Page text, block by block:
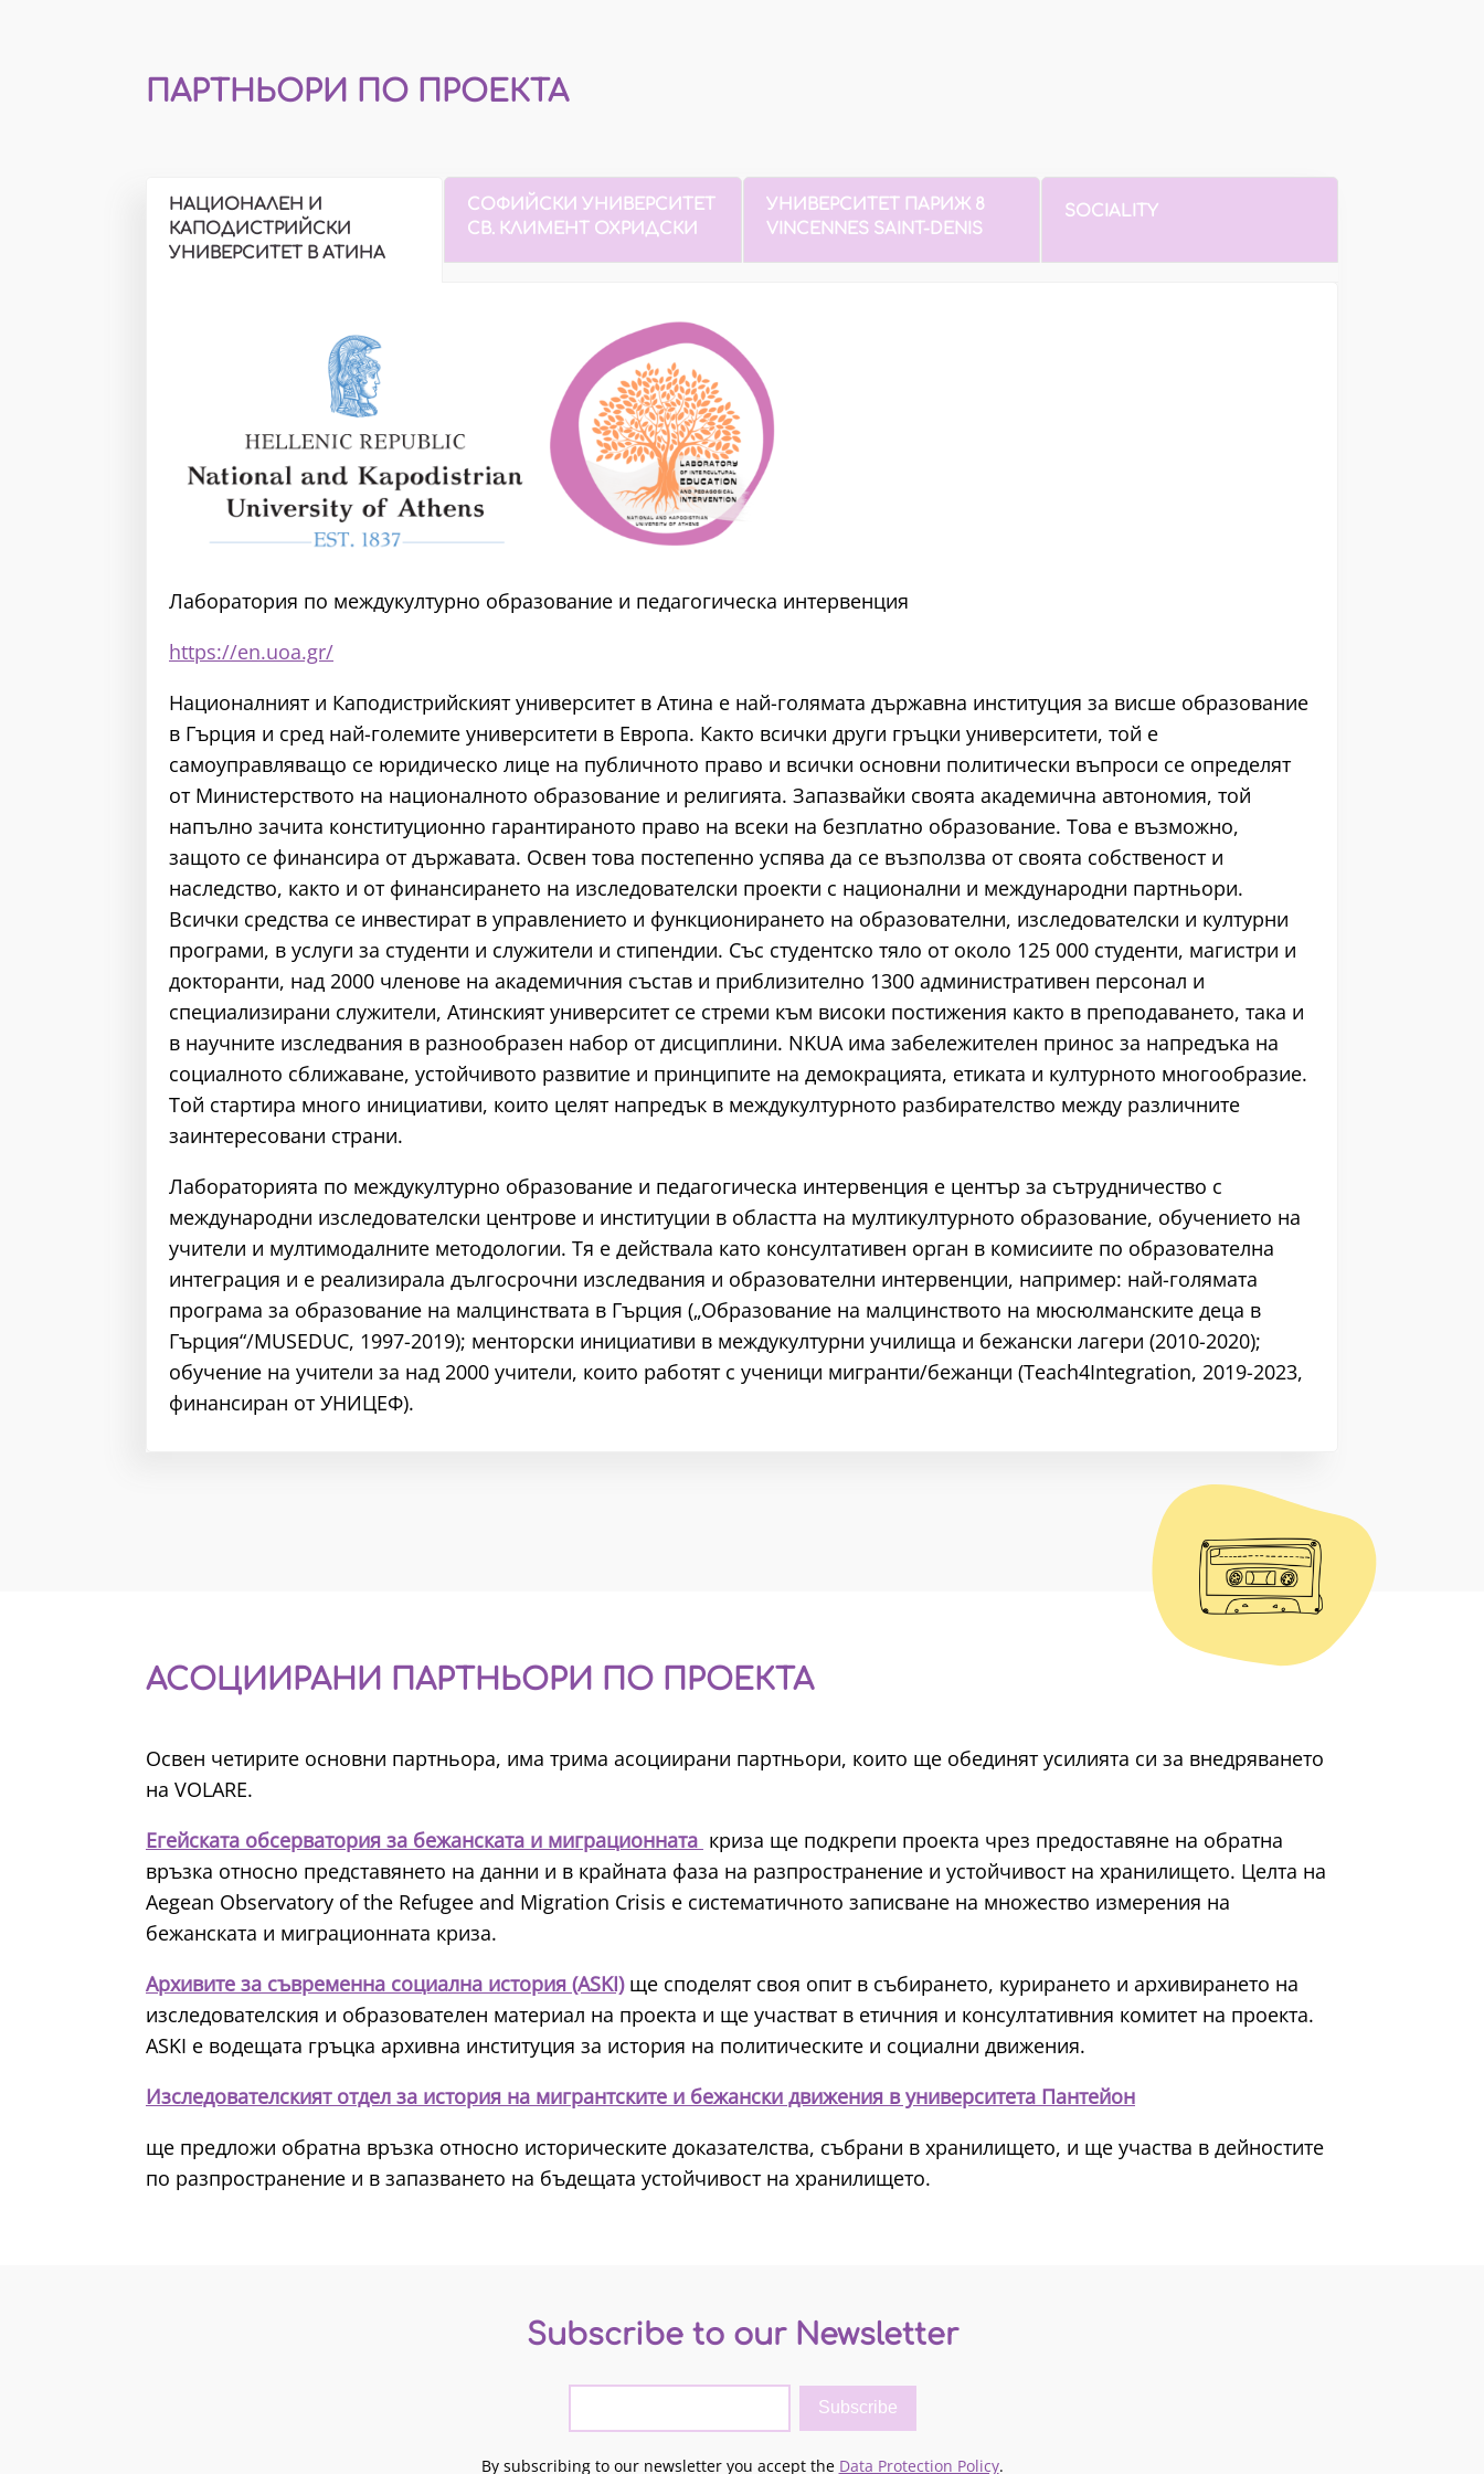
ПАРТНЬОРИ ПО ПРОЕКТА
НАЦИОНАЛЕН И
КАПОДИСТРИЙСКИ
УНИВЕРСИТЕТ В АТИНА
СОФИЙСКИ УНИВЕРСИТЕТ
СВ. КЛИМЕНТ ОХРИДСКИ
УНИВЕРСИТЕТ ПАРИЖ 8
VINCENNES SAINT-DENIS
SOCIALITY
Лаборатория по междукултурно образование и педагогическа интервенция
https://en.uoa.gr/
Националният и Каподистрийският университет в Атина е най-голямата държавна институция за висше образование
в Гърция и сред най-големите университети в Европа. Както всички други гръцки университети, той е
самоуправляващо се юридическо лице на публичното право и всички основни политически въпроси се определят
от Министерството на националното образование и религията. Запазвайки своята академична автономия, той
напълно зачита конституционно гарантираното право на всеки на безплатно образование. Това е възможно,
защото се финансира от държавата. Освен това постепенно успява да се възползва от своята собственост и
наследство, както и от финансирането на изследователски проекти с национални и международни партньори.
Всички средства се инвестират в управлението и функционирането на образователни, изследователски и културни
програми, в услуги за студенти и служители и стипендии. Със студентско тяло от около 125 000 студенти, магистри и
докторанти, над 2000 членове на академичния състав и приблизително 1300 административен персонал и
специализирани служители, Атинският университет се стреми към високи постижения както в преподаването, така и
в научните изследвания в разнообразен набор от дисциплини. NKUA има забележителен принос за напредъка на
социалното сближаване, устойчивото развитие и принципите на демокрацията, етиката и културното многообразие.
Той стартира много инициативи, които целят напредък в междукултурното разбирателство между различните
заинтересовани страни.
Лабораторията по междукултурно образование и педагогическа интервенция е център за сътрудничество с
международни изследователски центрове и институции в областта на мултикултурното образование, обучението на
учители и мултимодалните методологии. Тя е действала като консултативен орган в комисиите по образователна
интеграция и е реализирала дългосрочни изследвания и образователни интервенции, например: най-голямата
програма за образование на малцинствата в Гърция („Образование на малцинството на мюсюлманските деца в
Гърция“/MUSEDUC, 1997-2019); менторски инициативи в междукултурни училища и бежански лагери (2010-2020);
обучение на учители за над 2000 учители, които работят с ученици мигранти/бежанци (Teach4Integration, 2019-2023,
финансиран от УНИЦЕФ).
АСОЦИИРАНИ ПАРТНЬОРИ ПО ПРОЕКТА
Освен четирите основни партньора, има трима асоциирани партньори, които ще обединят усилията си за внедряването
на VOLARE.
Егейската обсерватория за бежанската и миграционната криза ще подкрепи проекта чрез предоставяне на обратна
връзка относно представянето на данни и в крайната фаза на разпространение и устойчивост на хранилището. Целта на
Aegean Observatory of the Refugee and Migration Crisis е систематичното записване на множество измерения на
бежанската и миграционната криза.
Архивите за съвременна социална история (ASKI)ще споделят своя опит в събирането, курирането и архивирането на
изследователския и образователен материал на проекта и ще участват в етичния и консултативния комитет на проекта.
ASKI е водещата гръцка архивна институция за история на политическите и социални движения.
Изследователският отдел за история на мигрантските и бежански движения в университета Пантейон
ще предложи обратна връзка относно историческите доказателства, събрани в хранилището, и ще участва в дейностите
по разпространение и в запазването на бъдещата устойчивост на хранилището.
Subscribe to our Newsletter
By subscribing to our newsletter you accept the Data Protection Policy.